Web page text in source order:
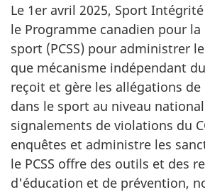
Le 1er avril 2025, Sport
le Programme canadien pour
sport (PCSS) pour administrer
que mécanisme indépendant du
reçoit et gère les allégations
dans le sport au niveau
signalements de violations du
enquêtes et administre les
le PCSS offre des outils et des
d'éducation et de prévention,